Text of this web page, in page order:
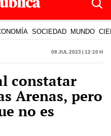
SOCIEDAD MUNDO
08 Jul 2023 | 12:10 h
constatar
Arenas, pero
no es